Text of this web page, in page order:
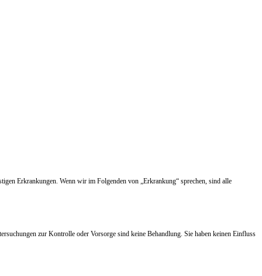
Erkrankungen. Wenn wir im Folgenden von „Erkrankung“ sprechen, sind alle
zur Kontrolle oder Vorsorge sind keine Behandlung. Sie haben keinen Einfluss